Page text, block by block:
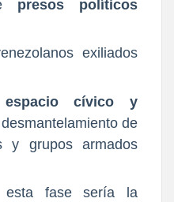
presos políticos
exiliados
espacio cívico y
de
y grupos armados
fase sería la